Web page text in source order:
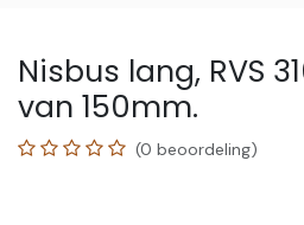
Nisbus lang, RVS
van 150mm.
(0 beoordeling)